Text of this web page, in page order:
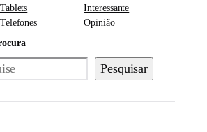
Tablets
Telefones
Interessante
Opinião
Pesquisar